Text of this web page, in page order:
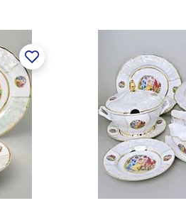
známky a
komorovými
pomocí klasických
používá ochrannou známku LC